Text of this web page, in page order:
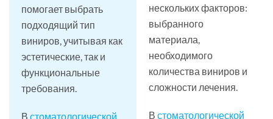
помогает выбрать
подходящий тип
виниров, учитывая как
эстетические, так и
функциональные
требования.
В стоматологической
нескольких факторов:
выбранного
материала,
необходимого
количества виниров и
сложности лечения.
В стоматологической